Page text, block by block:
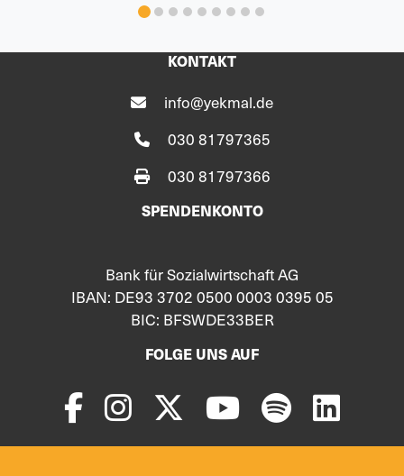
KONTAKT
info@yekmal.de
030 81797365
030 81797366
SPENDENKONTO
Bank für Sozialwirtschaft AG
IBAN: DE93 3702 0500 0003 0395 05
BIC: BFSWDE33BER
FOLGE UNS AUF